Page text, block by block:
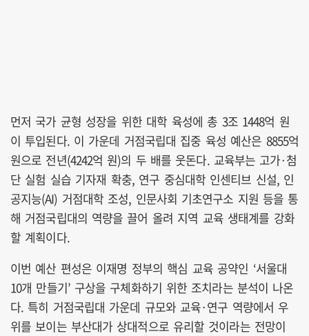
먼저 국가 균형 성장을 위한 대학 육성에 총 3조 1448억 원
이 투입된다. 이 가운데 거점국립대 집중 육성 예산은 8855억
원으로 전년(4242억 원)의 두 배를 웃돈다. 교육부는 고가·첨
단 실험 실습 기자재 확충, 연구 중심대학 인센티브 신설, 인
공지능(AI) 거점대학 조성, 인문사회 기초연구소 지원 등을 통
해 거점국립대의 역량을 끌어 올려 지역 교육 생태계를 강화
할 계획이다.
이번 예산 편성은 이재명 정부의 핵심 교육 공약인 ‘서울대
10개 만들기’ 구상을 구체화하기 위한 조치라는 분석이 나온
다. 특히 거점국립대 가운데 규모와 교육·연구 역량에서 우
위를 보이는 부산대가 상대적으로 유리할 것이라는 전망이